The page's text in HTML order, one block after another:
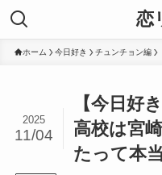
恋
ホーム 今日好き チュンチョン編
【今日好
高校は宮
たって本
2025
11/04